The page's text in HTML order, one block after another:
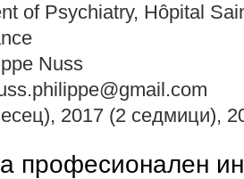
of Psychiatry, Hôpital
Nuss
2017 (2 седмици),
професионален